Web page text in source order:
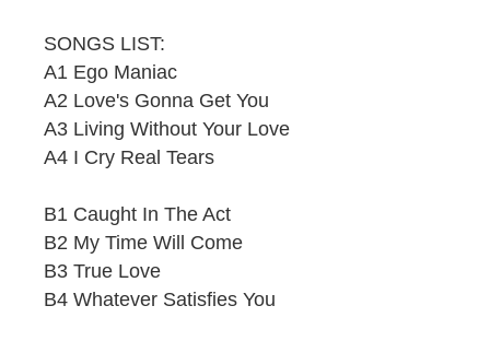
SONGS LIST:
A1 Ego Maniac
A2 Love's Gonna Get You
A3 Living Without Your Love
A4 I Cry Real Tears
B1 Caught In The Act
B2 My Time Will Come
B3 True Love
B4 Whatever Satisfies You